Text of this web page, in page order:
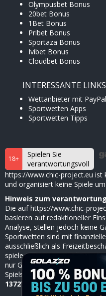
Olympusbet Bonus
20bet Bonus
1Bet Bonus
Pribet Bonus
Sportaza Bonus
Ivibet Bonus
Cloudbet Bonus
INTERESSANTE LINKS
Wettanbieter mit PayPal
Sportwetten Apps
Sportwetten Tipps
18+
Spielen Sie
verantwortungsvoll
https://www.chic-project.eu ist
und organisiert keine Spiele
Hinweis zum
Die auf https://www.chic-
basieren auf redaktioneller
Analyse, stellen jedoch keine
Sportwetten sind mit
ausschließlich als
spiele
nur Geld, dessen Verlust du
Spielsucht hilft dieBZgA
1372700(ab 18 Jahren).